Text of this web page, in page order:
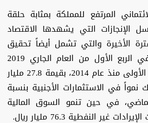
المرتفع للمملكة بمثابة حلقة
التي يشهدها الاقتصاد
الأخيرة والتي تشمل أيضاً تحقيق
ميزانية المملكة في الربع الأول من العام الجاري 2019
فائض مالي للمرة الأولى منذ عام 2014، بقيمة 27.8 مليار
في الاستثمارات الأجنبية بنسبة
في حين تنمو السوق المالية